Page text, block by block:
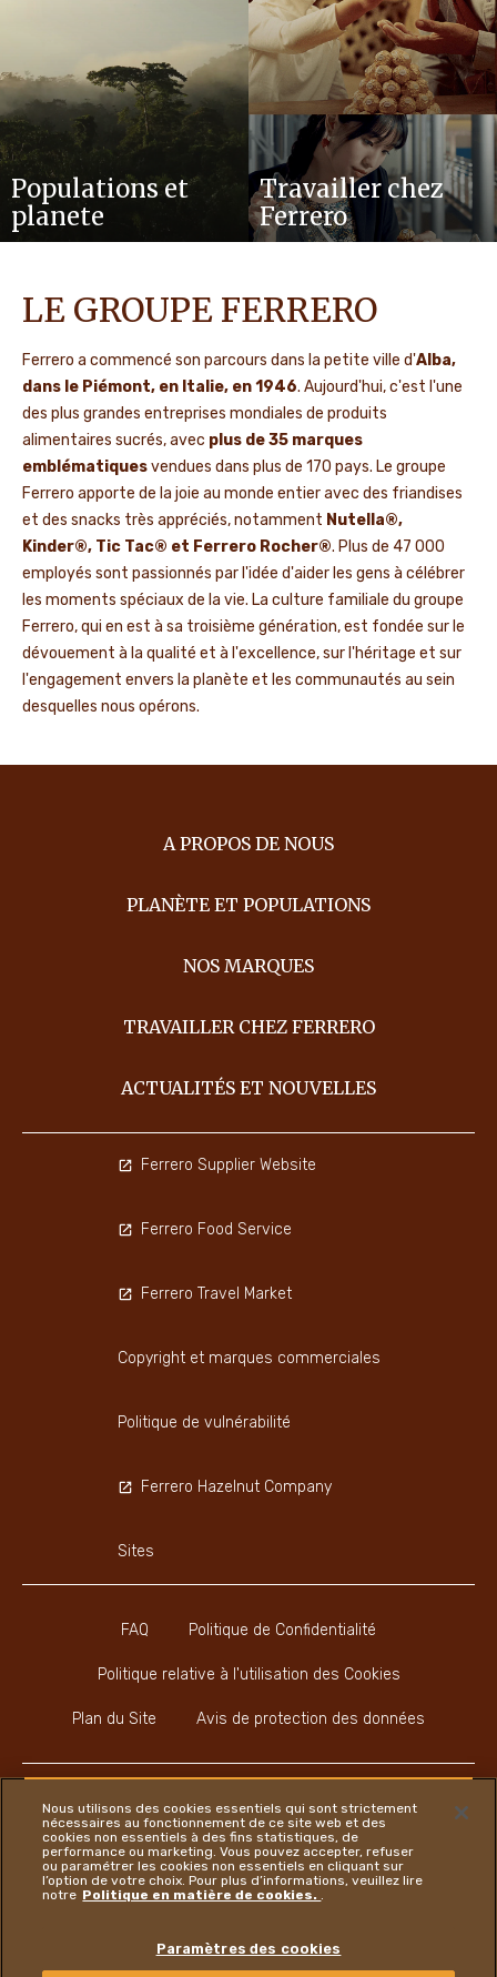
Populations et
planete
Travailler chez
Ferrero
LE GROUPE FERRERO
Ferrero a commencé son parcours dans la petite ville d'Alba,
dans le Piémont, en Italie, en 1946. Aujourd'hui, c'est l'une
des plus grandes entreprises mondiales de produits
alimentaires sucrés, avec plus de 35 marques
emblématiquesvendues dans plus de 170 pays. Le groupe
Ferrero apporte de la joie au monde entier avec des friandises
et des snacks très appréciés, notamment Nutella®,
Kinder®, Tic Tac® et Ferrero Rocher®. Plus de 47 000
employés sont passionnés par l'idée d'aider les gens à célébrer
les moments spéciaux de la vie. La culture familiale du groupe
Ferrero, qui en est à sa troisième génération, est fondée sur le
dévouement à la qualité et à l'excellence, sur l'héritage et sur
l'engagement envers la planète et les communautés au sein
desquelles nous opérons.
A PROPOS DE NOUS
PLANÈTE ET POPULATIONS
NOS MARQUES
TRAVAILLER CHEZ FERRERO
ACTUALITÉS ET NOUVELLES
FAQ Politique de Confidentialité
Politique relative à l'utilisation des Cookies
Plan du Site Avis de protection des données
Ferrero Supplier Website
Ferrero Food Service
Ferrero Travel Market
Copyright et marques commerciales
Politique de vulnérabilité
Ferrero Hazelnut Company
Sites
Instagram
LinkedIn
Youtube
Nous utilisons des cookies essentiels qui sont strictement
nécessaires au fonctionnement de ce site web et des
cookies non essentiels à des fins statistiques, de
performance ou marketing. Vous pouvez accepter, refuser
ou paramétrer les cookies non essentiels en cliquant sur
l’option de votre choix. Pour plus d’informations, veuillez lire
notre Politique en matière de cookies..
Paramètres des cookies